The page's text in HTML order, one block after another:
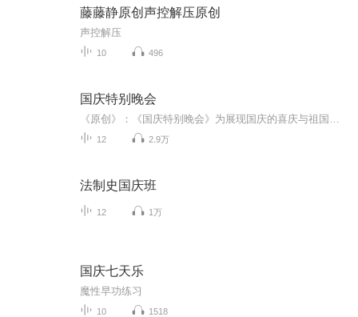
藤藤静原创声控解压原创
声控解压
10 496
国庆特别晚会
12 2.9万
法制史国庆班
12 1万
国庆七天乐
魔性早功练习
10 1518